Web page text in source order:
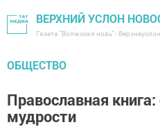
ВЕРХНИЙ УСЛОН
Газета "Волжская новь" -
ОБЩЕСТВО
Православная
мудрости